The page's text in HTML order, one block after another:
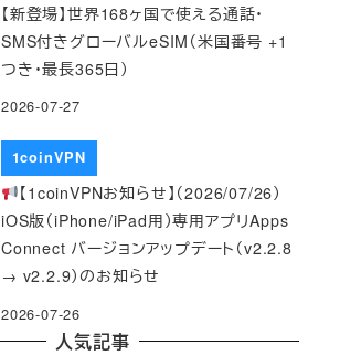
【新登場】世界168ヶ国で使える通話・
SMS付きグローバルeSIM（米国番号 +1
つき・最長365日）
2026-07-27
1coinVPN
【1coinVPNお知らせ】（2026/07/26）
iOS版（iPhone/iPad用）専用アプリApps
Connect バージョンアップデート（v2.2.8
→ v2.2.9）のお知らせ
2026-07-26
人気記事